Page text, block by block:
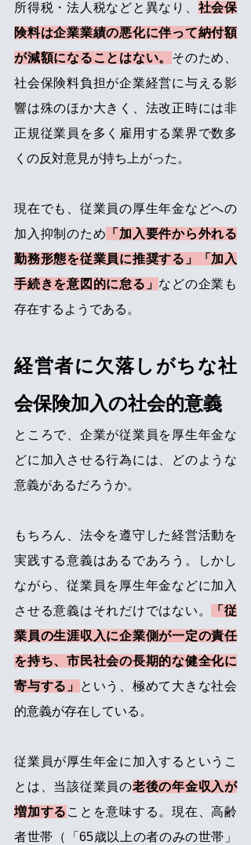
所得税・法人税などと異なり、 社会保
険料は企業業績の悪化に伴って納付額
が減額になることはない。 そのため、
社会保険料負担が企業経営に与える影
響は殊のほか大きく、法改正時には非
正規従業員を多く雇用する業界で数多
くの反対意見が持ち上がった。
現在でも、従業員の厚生年金などへの
加入抑制のため 「加入要件から外れる
勤務形態を従業員に推奨する」「加入
手続きを意図的に怠る」 などの企業も
存在するようである。
経営者に欠落しがちな社
会保険加入の社会的意義
ところで、企業が従業員を厚生年金な
どに加入させる行為には、どのような
意義があるだろうか。
もちろん、法令を遵守した経営活動を
実践する意義はあるであろう。しかし
ながら、従業員を厚生年金などに加入
させる意義はそれだけではない。
「従
業員の生涯収入に企業側が一定の責任
を持ち、市民社会の長期的な健全化に
寄与する」
という、極めて大きな社会
的意義が存在している。
従業員が厚生年金に加入するというこ
とは、当該従業員の老後の年金収入が
増加する ことを意味する。現在、高齢
者世帯（「65歳以上の者のみの世帯」